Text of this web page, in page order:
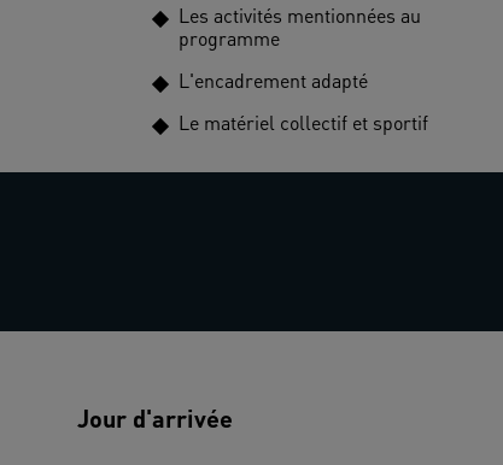
Les activités mentionnées au
programme
L'encadrement adapté
Le matériel collectif et sportif
Jour d'arrivée